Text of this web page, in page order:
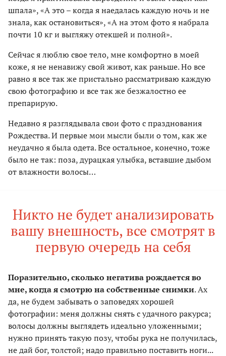
шпала», «А это – когда я наедалась каждую ночь и не
знала, как остановиться», «А на этом фото я набрала
почти 10 кг и выгляжу отекшей и полной».
Сейчас я люблю свое тело, мне комфортно в моей
коже, я не ненавижу свой живот, как раньше. Но все
равно я все так же пристально рассматриваю каждую
свою фотографию и все так же безжалостно ее
препарирую.
Недавно я разглядывала свои фото с празднования
Рождества. И первые мои мысли были о том, как же
неудачно я была одета. Все остальное, конечно, тоже
было не так: поза, дурацкая улыбка, вставшие дыбом
от влажности волосы…
Никто не будет анализировать
вашу внешность, все смотрят в
первую очередь на себя
Поразительно, сколько негатива рождается во
мне, когда я смотрю на собственные снимки. Ах
да, не будем забывать о заповедях хорошей
фотографии: меня должны снять с удачного ракурса;
волосы должны выглядеть идеально уложенными;
нужно принять такую позу, чтобы рука не получилась,
не дай бог, толстой; надо правильно поставить ноги...